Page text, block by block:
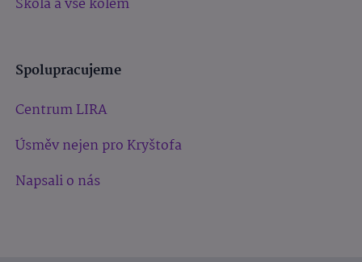
Spolupracujeme
Centrum LIRA
Úsměv nejen pro Kryštofa
Napsali o nás